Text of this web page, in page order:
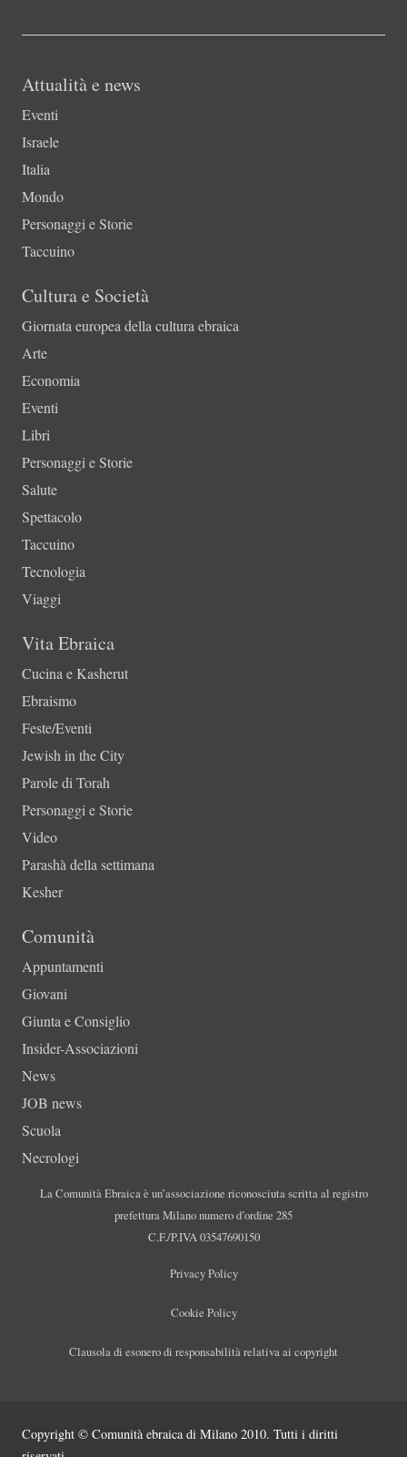
Attualità e news
Eventi
Israele
Italia
Mondo
Personaggi e Storie
Taccuino
Cultura e Società
Giornata europea della cultura ebraica
Arte
Economia
Eventi
Libri
Personaggi e Storie
Salute
Spettacolo
Taccuino
Tecnologia
Viaggi
Vita Ebraica
Cucina e Kasherut
Ebraismo
Feste/Eventi
Jewish in the City
Parole di Torah
Personaggi e Storie
Video
Parashà della settimana
Kesher
Comunità
Appuntamenti
Giovani
Giunta e Consiglio
Insider-Associazioni
News
JOB news
Scuola
Necrologi
La Comunità Ebraica è un’associazione riconosciuta scritta al registro
prefettura Milano numero d’ordine 285
C.F./P.IVA 03547690150
Privacy Policy
Cookie Policy
Clausola di esonero di responsabilità relativa ai copyright
Copyright © Comunità ebraica di Milano 2010. Tutti i diritti